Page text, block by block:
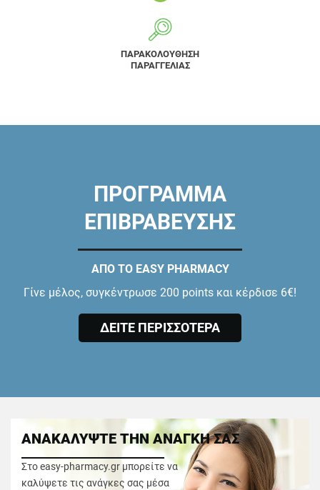
ΠΑΡΑΚΟΛΟΥΘΗΣΗ
ΠΑΡΑΓΓΕΛΙΑΣ
ΠΡΟΓΡΑΜΜΑ
ΕΠΙΒΡΑΒΕΥΣΗΣ
ΑΠΟ ΤΟ EASY PHARMACY
Γίνε μέλος, συγκέντρωσε 200 points και κέρδισε 6€!
ΔΕΙΤΕ ΠΕΡΙΣΣΟΤΕΡΑ
ΑΝΑΚΑΛΥΨΤΕ ΤΗΝ ΑΝΑΓΚΗ ΣΑΣ
Στο easy-pharmacy.gr μπορείτε να
καλύψετε τις ανάγκες σας μέσα